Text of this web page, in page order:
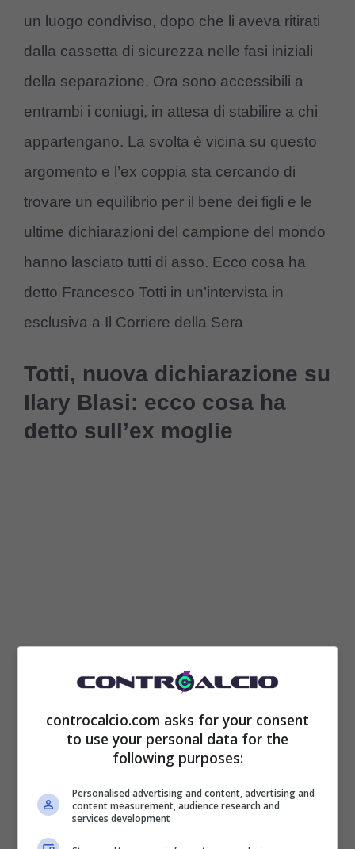
un luogo condiviso, dopo che li aveva ritirati
dalla cassetta di sicurezza nelle fasi iniziali
della separazione. Ora sono accessibili a
entrambi i coniugi, in attesa di stabilire a chi
appartengano. La svolta è vicina su questo
argomento e l’ex coppia sta cercando di
trovare un equilibrio per il bene dei figli e le
ultime dichiarazioni del campione del mondo
hanno lasciato tutti di asso. Ecco cosa ha
detto Francesco Totti in un’intervista in
esclusiva a Il Corriere della Sera
Totti, nuova dichiarazione su
Ilary Blasi: ecco cosa ha
detto sull’ex moglie
FrancescoTottida tempo ha deciso di rifarsi
una vita con la sua nuova compagnaNoemi
Bocchi. I due fanno coppia fissa e sono
Lei lo segue in tutti i suoi viaggi di lavoro, era
presente anche nell’ultimo in Giappone a
controcalcio.com asks for your consent
to use your personal data for the
following purposes:
Personalised advertising and content, advertising and
content measurement, audience research and
services development